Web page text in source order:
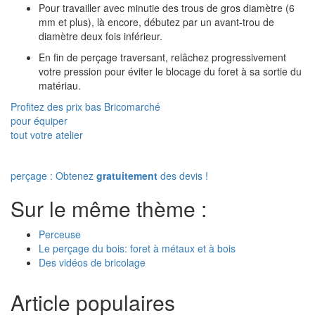
Pour travailler avec minutie des trous de gros diamètre (6
mm et plus), là encore, débutez par un avant-trou de
diamètre deux fois inférieur.
En fin de perçage traversant, relâchez progressivement
votre pression pour éviter le blocage du foret à sa sortie du
matériau.
Profitez des prix bas Bricomarché
pour équiper
tout votre atelier
perçage : Obtenez gratuitement des devis !
Sur le même thème :
Perceuse
Le perçage du bois: foret à métaux et à bois
Des vidéos de bricolage
Article populaires